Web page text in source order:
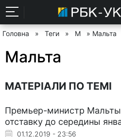
Головна » Теги » М » Мальта
Мальта
МАТЕРІАЛИ ПО ТЕМІ
Премьер-министр
отставку до середины
01.12.2019 - 23:56